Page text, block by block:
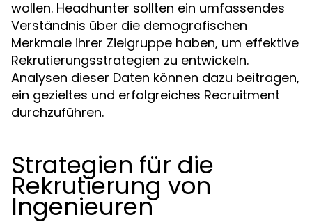
wollen. Headhunter sollten ein umfassendes
Verständnis über die demografischen
Merkmale ihrer Zielgruppe haben, um effektive
Rekrutierungsstrategien zu entwickeln.
Analysen dieser Daten können dazu beitragen,
ein gezieltes und erfolgreiches Recruitment
durchzuführen.
Strategien für die
Rekrutierung von
Ingenieuren